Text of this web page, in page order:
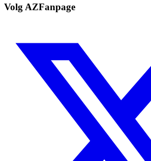
Volg AZFanpage